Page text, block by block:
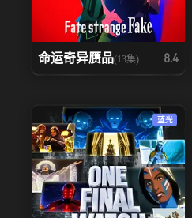
命运奇异赝品(13集) 8.4
蓝光